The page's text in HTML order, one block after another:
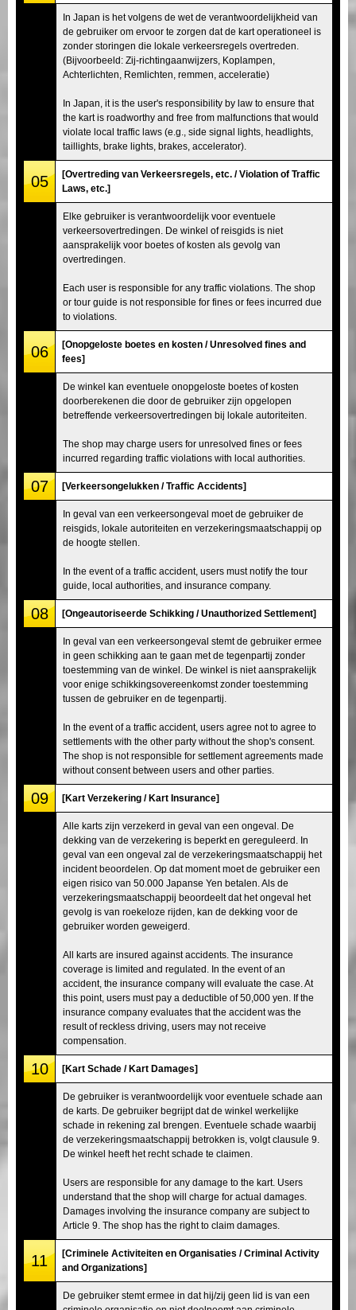
In Japan is het volgens de wet de verantwoordelijkheid van
de gebruiker om ervoor te zorgen dat de kart operationeel is
zonder storingen die lokale verkeersregels overtreden.
(Bijvoorbeeld: Zij-richtingaanwijzers, Koplampen,
Achterlichten, Remlichten, remmen, acceleratie)
In Japan, it is the user's responsibility by law to ensure that
the kart is roadworthy and free from malfunctions that would
violate local traffic laws (e.g., side signal lights, headlights,
taillights, brake lights, brakes, accelerator).
05
[Overtreding van Verkeersregels, etc. / Violation of Traffic
Laws, etc.]
Elke gebruiker is verantwoordelijk voor eventuele
verkeersovertredingen. De winkel of reisgids is niet
aansprakelijk voor boetes of kosten als gevolg van
overtredingen.
Each user is responsible for any traffic violations. The shop
or tour guide is not responsible for fines or fees incurred due
to violations.
06
[Onopgeloste boetes en kosten / Unresolved fines and
fees]
De winkel kan eventuele onopgeloste boetes of kosten
doorberekenen die door de gebruiker zijn opgelopen
betreffende verkeersovertredingen bij lokale autoriteiten.
The shop may charge users for unresolved fines or fees
incurred regarding traffic violations with local authorities.
07 [Verkeersongelukken / Traffic Accidents]
In geval van een verkeersongeval moet de gebruiker de
reisgids, lokale autoriteiten en verzekeringsmaatschappij op
de hoogte stellen.
In the event of a traffic accident, users must notify the tour
guide, local authorities, and insurance company.
08 [Ongeautoriseerde Schikking / Unauthorized Settlement]
In geval van een verkeersongeval stemt de gebruiker ermee
in geen schikking aan te gaan met de tegenpartij zonder
toestemming van de winkel. De winkel is niet aansprakelijk
voor enige schikkingsovereenkomst zonder toestemming
tussen de gebruiker en de tegenpartij.
In the event of a traffic accident, users agree not to agree to
settlements with the other party without the shop's consent.
The shop is not responsible for settlement agreements made
without consent between users and other parties.
09 [Kart Verzekering / Kart Insurance]
Alle karts zijn verzekerd in geval van een ongeval. De
dekking van de verzekering is beperkt en gereguleerd. In
geval van een ongeval zal de verzekeringsmaatschappij het
incident beoordelen. Op dat moment moet de gebruiker een
eigen risico van 50.000 Japanse Yen betalen. Als de
verzekeringsmaatschappij beoordeelt dat het ongeval het
gevolg is van roekeloze rijden, kan de dekking voor de
gebruiker worden geweigerd.
All karts are insured against accidents. The insurance
coverage is limited and regulated. In the event of an
accident, the insurance company will evaluate the case. At
this point, users must pay a deductible of 50,000 yen. If the
insurance company evaluates that the accident was the
result of reckless driving, users may not receive
compensation.
10 [Kart Schade / Kart Damages]
De gebruiker is verantwoordelijk voor eventuele schade aan
de karts. De gebruiker begrijpt dat de winkel werkelijke
schade in rekening zal brengen. Eventuele schade waarbij
de verzekeringsmaatschappij betrokken is, volgt clausule 9.
De winkel heeft het recht schade te claimen.
Users are responsible for any damage to the kart. Users
understand that the shop will charge for actual damages.
Damages involving the insurance company are subject to
Article 9. The shop has the right to claim damages.
11
[Criminele Activiteiten en Organisaties / Criminal Activity
and Organizations]
De gebruiker stemt ermee in dat hij/zij geen lid is van een